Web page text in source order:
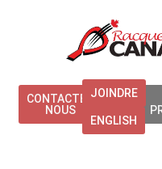
CONTACTEZ
NOUS
JOINDRE
ENGLISH